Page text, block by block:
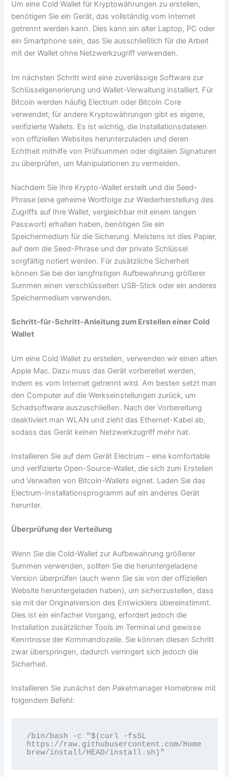
Um eine Cold Wallet für Kryptowährungen zu erstellen,
benötigen Sie ein Gerät, das vollständig vom Internet
getrennt werden kann. Dies kann ein alter Laptop, PC oder
ein Smartphone sein, das Sie ausschließlich für die Arbeit
mit der Wallet ohne Netzwerkzugriff verwenden.
Im nächsten Schritt wird eine zuverlässige Software zur
Schlüsselgenerierung und Wallet-Verwaltung installiert. Für
Bitcoin werden häufig Electrum oder Bitcoin Core
verwendet; für andere Kryptowährungen gibt es eigene,
verifizierte Wallets. Es ist wichtig, die Installationsdateien
von offiziellen Websites herunterzuladen und deren
Echtheit mithilfe von Prüfsummen oder digitalen Signaturen
zu überprüfen, um Manipulationen zu vermeiden.
Nachdem Sie Ihre Krypto-Wallet erstellt und die Seed-
Phrase (eine geheime Wortfolge zur Wiederherstellung des
Zugriffs auf Ihre Wallet, vergleichbar mit einem langen
Passwort) erhalten haben, benötigen Sie ein
Speichermedium für die Sicherung. Meistens ist dies Papier,
auf dem die Seed-Phrase und der private Schlüssel
sorgfältig notiert werden. Für zusätzliche Sicherheit
können Sie bei der langfristigen Aufbewahrung größerer
Summen einen verschlüsselten USB-Stick oder ein anderes
Speichermedium verwenden.
Schritt-für-Schritt-Anleitung zum Erstellen einer Cold
Wallet
Um eine Cold Wallet zu erstellen, verwenden wir einen alten
Apple Mac. Dazu muss das Gerät vorbereitet werden,
indem es vom Internet getrennt wird. Am besten setzt man
den Computer auf die Werkseinstellungen zurück, um
Schadsoftware auszuschließen. Nach der Vorbereitung
deaktiviert man WLAN und zieht das Ethernet-Kabel ab,
sodass das Gerät keinen Netzwerkzugriff mehr hat.
Installieren Sie auf dem Gerät Electrum – eine komfortable
und verifizierte Open-Source-Wallet, die sich zum Erstellen
und Verwalten von Bitcoin-Wallets eignet. Laden Sie das
Electrum-Installationsprogramm auf ein anderes Gerät
herunter.
Überprüfung der Verteilung
Wenn Sie die Cold-Wallet zur Aufbewahrung größerer
Summen verwenden, sollten Sie die heruntergeladene
Version überprüfen (auch wenn Sie sie von der offiziellen
Website heruntergeladen haben), um sicherzustellen, dass
sie mit der Originalversion des Entwicklers übereinstimmt.
Dies ist ein einfacher Vorgang, erfordert jedoch die
Installation zusätzlicher Tools im Terminal und gewisse
Kenntnisse der Kommandozeile. Sie können diesen Schritt
zwar überspringen, dadurch verringert sich jedoch die
Sicherheit.
Installieren Sie zunächst den Paketmanager Homebrew mit
folgendem Befehl:
/bin/bash -c "$(curl -fsSL
https://raw.githubusercontent.com/Home
brew/install/HEAD/install.sh)"